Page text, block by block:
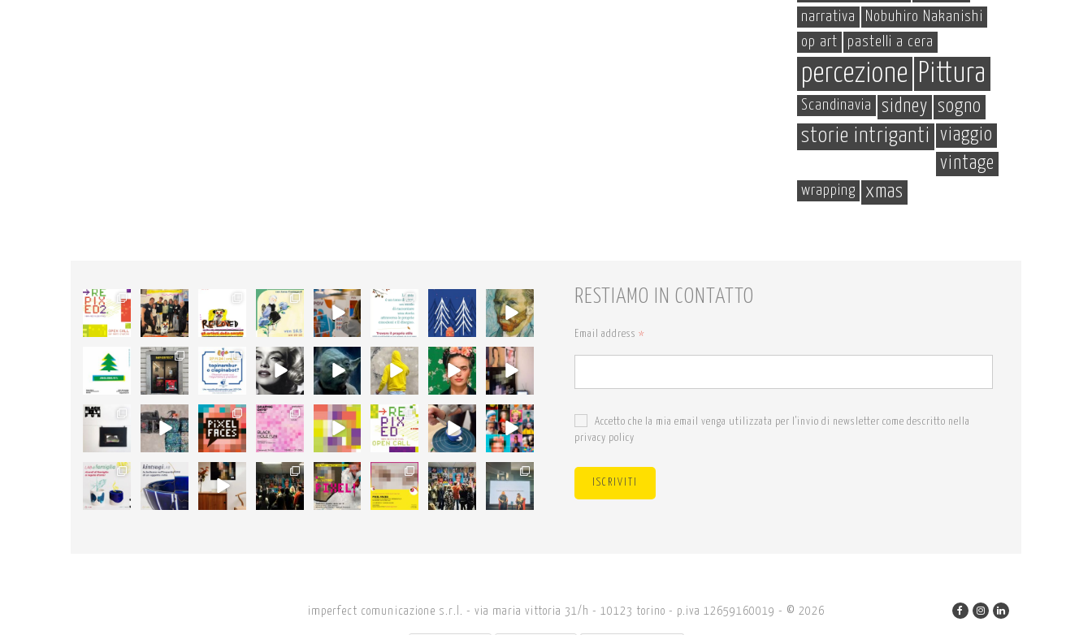
narrativa
Nobuhiro Nakanishi
op art
pastelli a cera
percezione Pittura
Scandinavia sidney sogno
storie intriganti
viaggio
vintage
wrapping xmas
52
2
89
3
105
5
127
4
24
0
68
6
54
1
7
0
3
0
47
1
14
0
5
0
4
0
18
0
19
0
19
0
18
1
50
14
25
0
11
1
26
0
24
0
18
0
24
1
46
1
18
0
12
0
24
1
17
0
14
0
27
0
34
3
RESTIAMO IN CONTATTO
Email address *
Accetto che la mia email venga utilizzata per l'invio di newsletter come descritto nella
privacy policy
ISCRIVITI
imperfect comunicazione s.r.l. - via maria vittoria 31/h - 10123 torino - p.iva 12659160019 - © 2026